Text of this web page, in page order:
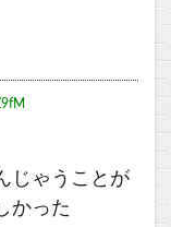
じゃうことが
かった